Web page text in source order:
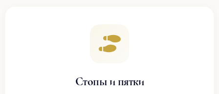
Стопы и пятки